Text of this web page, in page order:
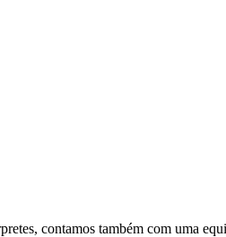
contamos também com uma